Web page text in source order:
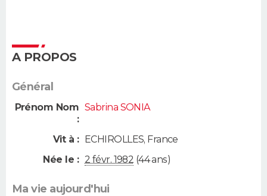
A PROPOS
Général
Prénom Nom
:
Sabrina SONIA
Vit à : ECHIROLLES, France
Née le : 2 févr. 1982 (44 ans)
Ma vie aujourd'hui